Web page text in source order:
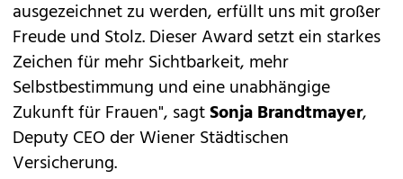
ausgezeichnet zu werden, erfüllt uns mit großer
Freude und Stolz. Dieser Award setzt ein starkes
Zeichen für mehr Sichtbarkeit, mehr
Selbstbestimmung und eine unabhängige
Zukunft für Frauen", sagtSonja Brandtmayer,
Deputy CEO der Wiener Städtischen
Versicherung.